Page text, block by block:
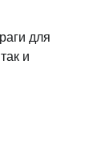
для
и